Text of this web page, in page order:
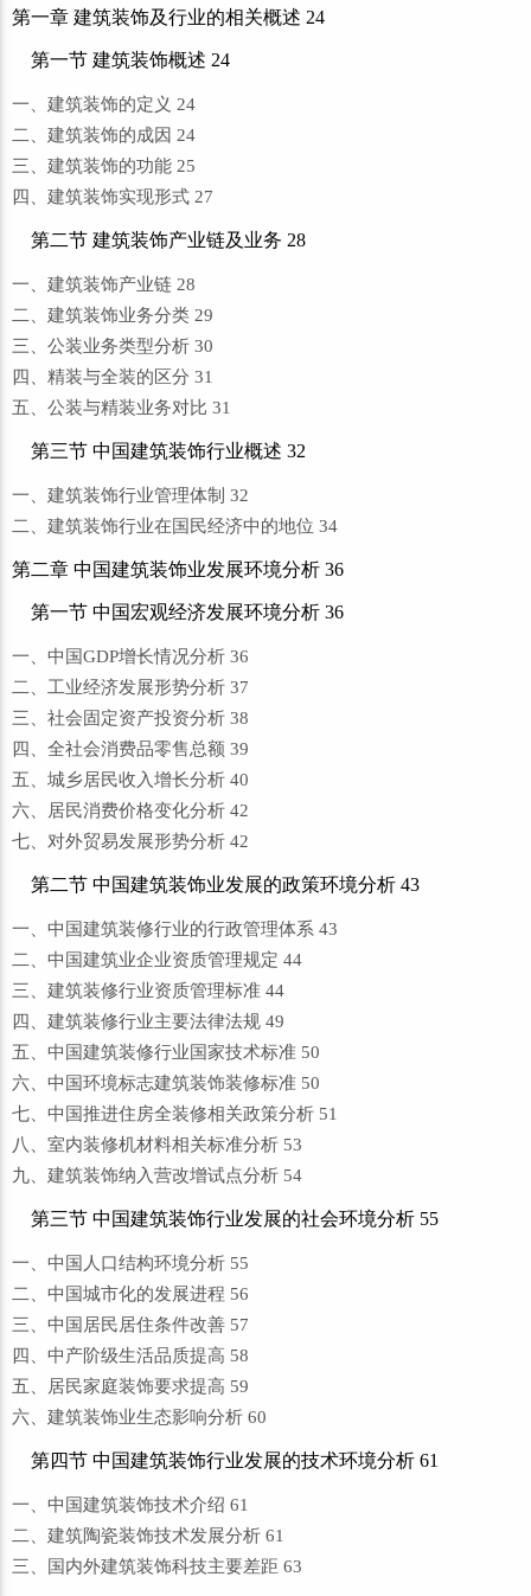
第一章 建筑装饰及行业的相关概述 24
第一节 建筑装饰概述 24
一、建筑装饰的定义 24
二、建筑装饰的成因 24
三、建筑装饰的功能 25
四、建筑装饰实现形式 27
第二节 建筑装饰产业链及业务 28
一、建筑装饰产业链 28
二、建筑装饰业务分类 29
三、公装业务类型分析 30
四、精装与全装的区分 31
五、公装与精装业务对比 31
第三节 中国建筑装饰行业概述 32
一、建筑装饰行业管理体制 32
二、建筑装饰行业在国民经济中的地位 34
第二章 中国建筑装饰业发展环境分析 36
第一节 中国宏观经济发展环境分析 36
一、中国GDP增长情况分析 36
二、工业经济发展形势分析 37
三、社会固定资产投资分析 38
四、全社会消费品零售总额 39
五、城乡居民收入增长分析 40
六、居民消费价格变化分析 42
七、对外贸易发展形势分析 42
第二节 中国建筑装饰业发展的政策环境分析 43
一、中国建筑装修行业的行政管理体系 43
二、中国建筑业企业资质管理规定 44
三、建筑装修行业资质管理标准 44
四、建筑装修行业主要法律法规 49
五、中国建筑装修行业国家技术标准 50
六、中国环境标志建筑装饰装修标准 50
七、中国推进住房全装修相关政策分析 51
八、室内装修机材料相关标准分析 53
九、建筑装饰纳入营改增试点分析 54
第三节 中国建筑装饰行业发展的社会环境分析 55
一、中国人口结构环境分析 55
二、中国城市化的发展进程 56
三、中国居民居住条件改善 57
四、中产阶级生活品质提高 58
五、居民家庭装饰要求提高 59
六、建筑装饰业生态影响分析 60
第四节 中国建筑装饰行业发展的技术环境分析 61
一、中国建筑装饰技术介绍 61
二、建筑陶瓷装饰技术发展分析 61
三、国内外建筑装饰科技主要差距 63